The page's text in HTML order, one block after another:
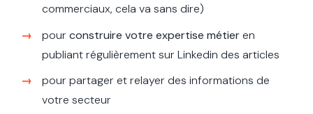
commerciaux, cela va sans dire)
pourconstruire votre expertise métieren
publiant régulièrement sur Linkedin des articles
pour partager et relayer des informations de
votre secteur